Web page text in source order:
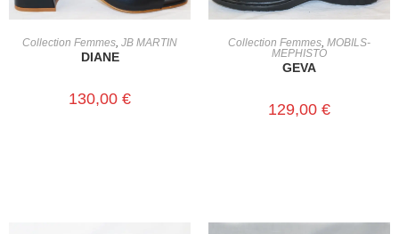
CHOIX DES OPTIONS
Collection Femmes JB MARTIN
DIANE
130,00 €
CHOIX DES OPTIONS
Collection Femmes MOBILS-
MEPHISTO
GEVA
129,00 €